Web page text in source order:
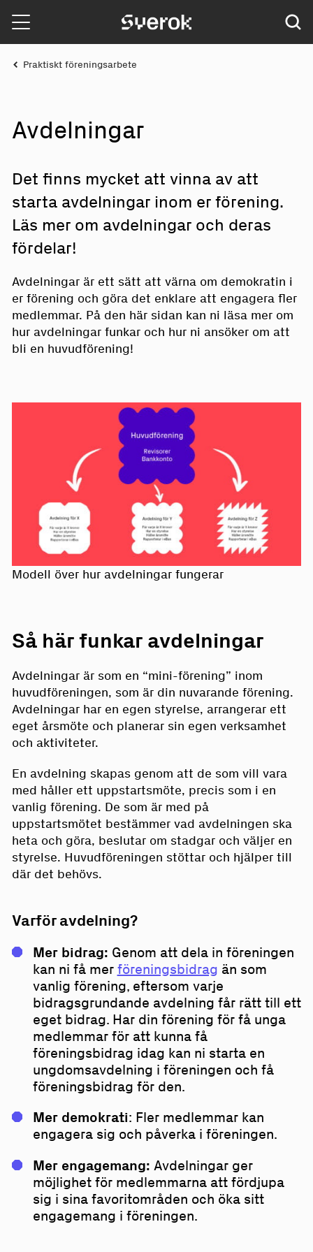
Sverok
Praktiskt föreningsarbete
Avdelningar
Det finns mycket att vinna av att
starta avdelningar inom er förening.
Läs mer om avdelningar och deras
fördelar!
Avdelningar är ett sätt att värna om demokratin i
er förening och göra det enklare att engagera fler
medlemmar. På den här sidan kan ni läsa mer om
hur avdelningar funkar och hur ni ansöker om att
bli en huvudförening!
Modell över hur avdelningar fungerar
Så här funkar avdelningar
Avdelningar är som en “mini-förening” inom
huvudföreningen, som är din nuvarande förening.
Avdelningar har en egen styrelse, arrangerar ett
eget årsmöte och planerar sin egen verksamhet
och aktiviteter.
En avdelning skapas genom att de som vill vara
med håller ett uppstartsmöte, precis som i en
vanlig förening. De som är med på
uppstartsmötet bestämmer vad avdelningen ska
heta och göra, beslutar om stadgar och väljer en
styrelse. Huvudföreningen stöttar och hjälper till
där det behövs.
Varför avdelning?
Mer bidrag: Genom att dela in föreningen
kan ni få mer föreningsbidrag än som
vanlig förening, eftersom varje
bidragsgrundande avdelning får rätt till ett
eget bidrag. Har din förening för få unga
medlemmar för att kunna få
föreningsbidrag idag kan ni starta en
ungdomsavdelning i föreningen och få
föreningsbidrag för den.
Mer demokrati: Fler medlemmar kan
engagera sig och påverka i föreningen.
Mer engagemang: Avdelningar ger
möjlighet för medlemmarna att fördjupa
sig i sina favoritområden och öka sitt
engagemang i föreningen.